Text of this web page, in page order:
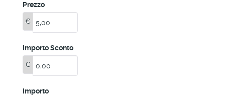
Prezzo
€
Importo Sconto
€
Importo